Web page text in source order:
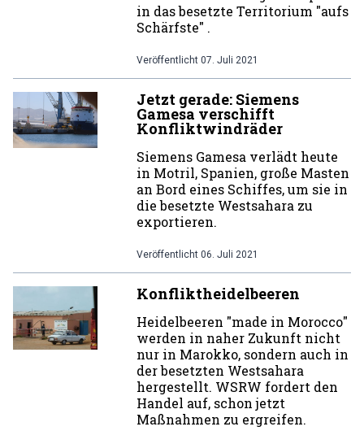
in das besetzte Territorium "aufs
Schärfste" .
Veröffentlicht 07. Juli 2021
Jetzt gerade: Siemens
Gamesa verschifft
Konfliktwindräder
Siemens Gamesa verlädt heute
in Motril, Spanien, große Masten
an Bord eines Schiffes, um sie in
die besetzte Westsahara zu
exportieren.
Veröffentlicht 06. Juli 2021
Konfliktheidelbeeren
Heidelbeeren "made in Morocco"
werden in naher Zukunft nicht
nur in Marokko, sondern auch in
der besetzten Westsahara
hergestellt. WSRW fordert den
Handel auf, schon jetzt
Maßnahmen zu ergreifen.